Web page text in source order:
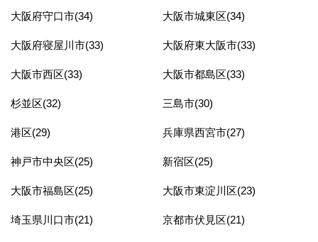
大阪府守口市(34) 大阪市城東区(34)
大阪府寝屋川市(33) 大阪府東大阪市(33)
大阪市西区(33) 大阪市都島区(33)
杉並区(32) 三島市(30)
港区(29) 兵庫県西宮市(27)
神戸市中央区(25) 新宿区(25)
大阪市福島区(25) 大阪市東淀川区(23)
埼玉県川口市(21) 京都市伏見区(21)